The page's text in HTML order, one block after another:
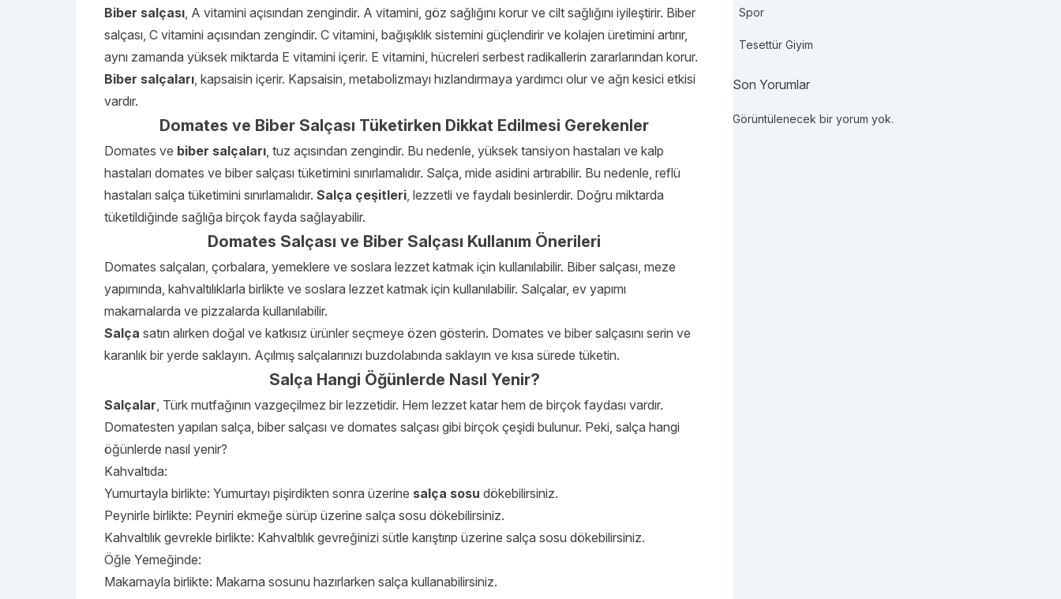
Biber salçası, A vitamini açısından zengindir. A vitamini, göz sağlığını korur ve cilt sağlığını iyileştirir. Biber
salçası, C vitamini açısından zengindir. C vitamini, bağışıklık sistemini güçlendirir ve kolajen üretimini artırır,
aynı zamanda yüksek miktarda E vitamini içerir. E vitamini, hücreleri serbest radikallerin zararlarından korur.
Biber salçaları, kapsaisin içerir. Kapsaisin, metabolizmayı hızlandırmaya yardımcı olur ve ağrı kesici etkisi
vardır.
Domates ve Biber Salçası Tüketirken Dikkat Edilmesi Gerekenler
Domates ve biber salçaları, tuz açısından zengindir. Bu nedenle, yüksek tansiyon hastaları ve kalp
hastaları domates ve biber salçası tüketimini sınırlamalıdır. Salça, mide asidini artırabilir. Bu nedenle, reflü
hastaları salça tüketimini sınırlamalıdır. Salça çeşitleri, lezzetli ve faydalı besinlerdir. Doğru miktarda
tüketildiğinde sağlığa birçok fayda sağlayabilir.
Domates Salçası ve Biber Salçası Kullanım Önerileri
Domates salçaları, çorbalara, yemeklere ve soslara lezzet katmak için kullanılabilir. Biber salçası, meze
yapımında, kahvaltılıklarla birlikte ve soslara lezzet katmak için kullanılabilir. Salçalar, ev yapımı
makarnalarda ve pizzalarda kullanılabilir.
Salça satın alırken doğal ve katkısız ürünler seçmeye özen gösterin. Domates ve biber salçasını serin ve
karanlık bir yerde saklayın. Açılmış salçalarınızı buzdolabında saklayın ve kısa sürede tüketin.
Salça Hangi Öğünlerde Nasıl Yenir?
Salçalar, Türk mutfağının vazgeçilmez bir lezzetidir. Hem lezzet katar hem de birçok faydası vardır.
Domatesten yapılan salça, biber salçası ve domates salçası gibi birçok çeşidi bulunur. Peki, salça hangi
öğünlerde nasıl yenir?
Kahvaltıda:
Yumurtayla birlikte: Yumurtayı pişirdikten sonra üzerine salça sosu dökebilirsiniz.
Peynirle birlikte: Peyniri ekmeğe sürüp üzerine salça sosu dökebilirsiniz.
Kahvaltılık gevrekle birlikte: Kahvaltılık gevreğinizi sütle karıştırıp üzerine salça sosu dökebilirsiniz.
Öğle Yemeğinde:
Makarnayla birlikte: Makarna sosunu hazırlarken salça kullanabilirsiniz.
Spor
Tesettür Giyim
Son Yorumlar
Görüntülenecek bir yorum yok.